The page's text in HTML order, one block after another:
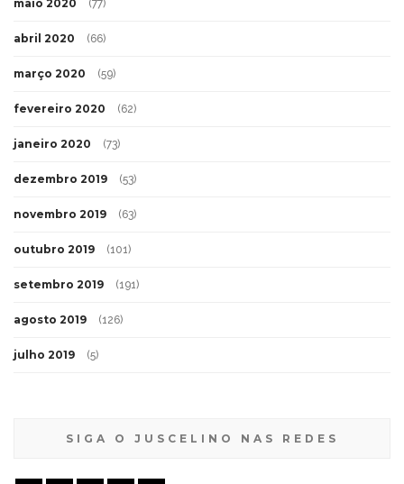
maio 2020 (77)
abril 2020 (66)
março 2020 (59)
fevereiro 2020 (62)
janeiro 2020 (73)
dezembro 2019 (53)
novembro 2019 (63)
outubro 2019 (101)
setembro 2019 (191)
agosto 2019 (126)
julho 2019 (5)
SIGA O JUSCELINO NAS REDES